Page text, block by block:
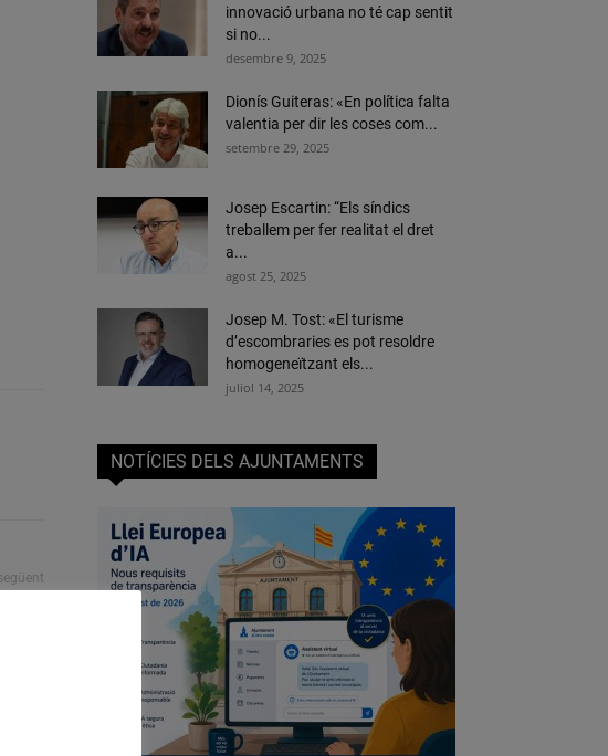
innovació urbana no té cap sentit
si no...
desembre 9, 2025
Dionís Guiteras: «En política falta
valentia per dir les coses com...
setembre 29, 2025
Josep Escartin: “Els síndics
treballem per fer realitat el dret
a...
agost 25, 2025
Josep M. Tost: «El turisme
d’escombraries es pot resoldre
homogeneïtzant els...
juliol 14, 2025
NOTÍCIES DELS AJUNTAMENTS